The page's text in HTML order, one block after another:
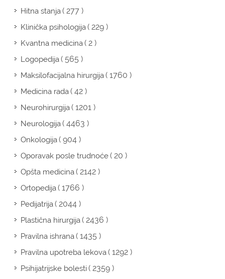
Hitna stanja( 277 )
Klinička psihologija( 229 )
Kvantna medicina( 2 )
Logopedija( 565 )
Maksilofacijalna hirurgija( 1760 )
Medicina rada( 42 )
Neurohirurgija( 1201 )
Neurologija( 4463 )
Onkologija( 904 )
Oporavak posle trudnoće( 20 )
Opšta medicina( 2142 )
Ortopedija( 1766 )
Pedijatrija( 2044 )
Plastična hirurgija( 2436 )
Pravilna ishrana( 1435 )
Pravilna upotreba lekova( 1292 )
Psihijatrijske bolesti( 2359 )